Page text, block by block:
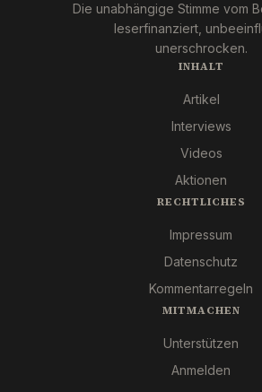
Die unabhängige Stimme vom
leserfinanziert,
unerschrocken.
INHALT
Artikel
Interviews
Videos
Aktionen
RECHTLICHES
Impressum
Datenschutz
Kommentarregeln
MITMACHEN
Unterstützen
Anmelden